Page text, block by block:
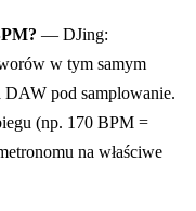
— DJing:
w tym samym
DAW pod samplowanie.
(np. 170 BPM =
na właściwe